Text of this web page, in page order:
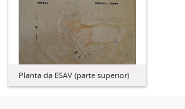
Planta da ESAV (parte superior)